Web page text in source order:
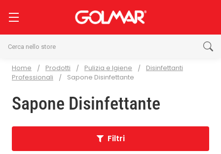
Home Prodotti Pulizia e Igiene
Disinfettanti
Professionali
Sapone Disinfettante
Sapone Disinfettante
Filtri